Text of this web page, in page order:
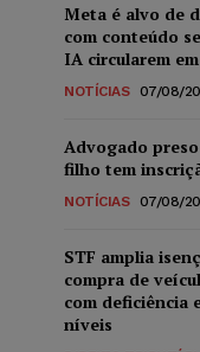
Meta é alvo de
com conteúdo
IA circularem
NOTÍCIAS 07/08/
Advogado
filho tem
NOTÍCIAS 07/08/
STF amplia
compra de
com deficiência
níveis